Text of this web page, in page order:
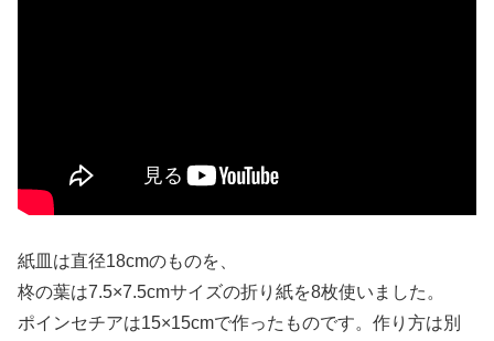
紙皿は直径18cmのものを、
柊の葉は7.5×7.5cmサイズの折り紙を8枚使いました。
ポインセチアは15×15cmで作ったものです。作り方は別